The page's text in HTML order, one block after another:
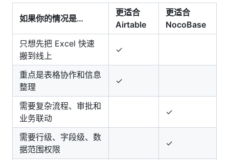
如果你的情况是…
更适合
Airtable
更适合
NocoBase
只想先把 Excel 快速
搬到线上
✓
重点是表格协作和信息
整理
✓
需要复杂流程、审批和
业务联动
✓
需要行级、字段级、数
据范围权限
✓